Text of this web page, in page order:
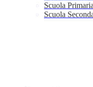
Scuola
Scuola